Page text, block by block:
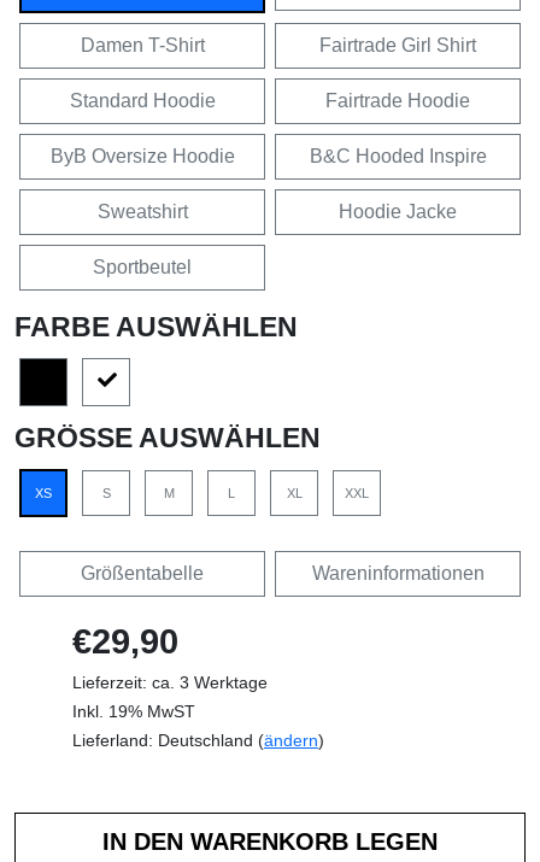
Damen T-Shirt Fairtrade Girl Shirt
Standard Hoodie Fairtrade Hoodie
ByB Oversize Hoodie B&C Hooded Inspire
Sweatshirt Hoodie Jacke
Sportbeutel
FARBE AUSWÄHLEN
GRÖSSE AUSWÄHLEN
XS S M L XL XXL
Größentabelle Wareninformationen
€29,90
Lieferzeit: ca. 3 Werktage
Inkl. 19% MwST
Lieferland: Deutschland (ändern)